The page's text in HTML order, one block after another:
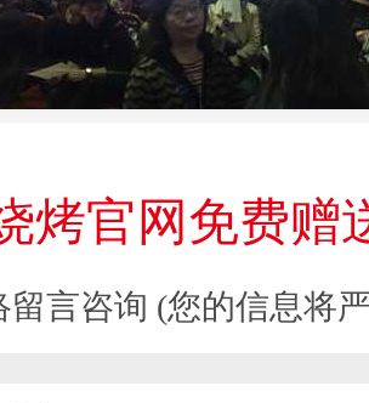
烤官网免费赠
留言咨询 (您的信息将